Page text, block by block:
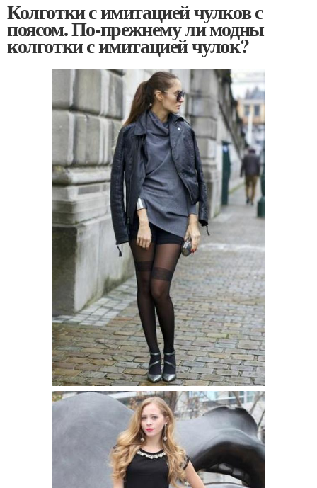
Колготки с имитацией чулков с
поясом. По-прежнему ли модны
колготки с имитацией чулок?